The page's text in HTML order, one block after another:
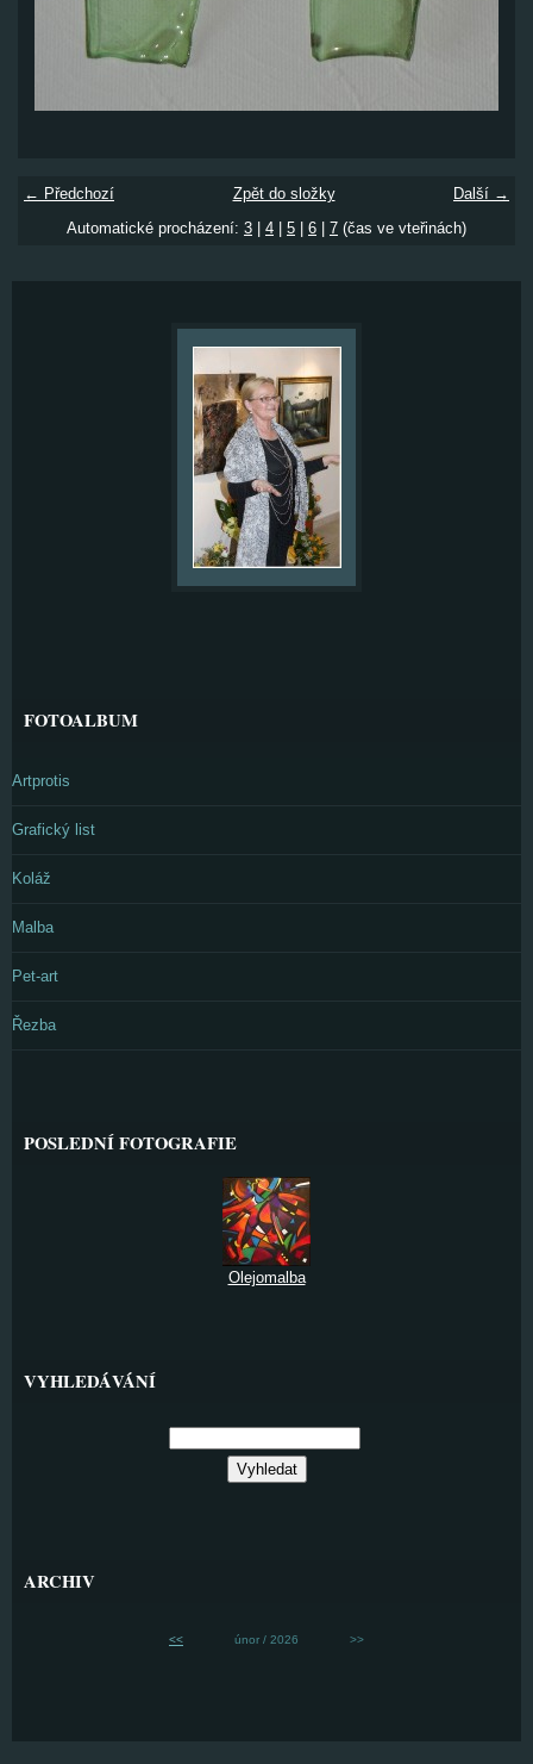
← Předchozí Další →
Zpět do složky
Automatické procházení: 3 4 5 6 7 (čas ve vteřinách)
FOTOALBUM
Artprotis
Grafický list
Koláž
Malba
Pet-art
Řezba
POSLEDNÍ FOTOGRAFIE
Olejomalba
VYHLEDÁVÁNÍ
ARCHIV
<< únor / 2026 >>